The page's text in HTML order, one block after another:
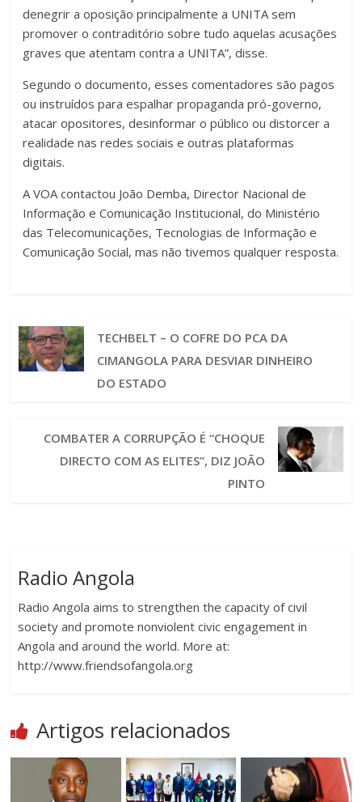
denegrir a oposição principalmente a UNITA sem
promover o contraditório sobre tudo aquelas acusações
graves que atentam contra a UNITA”, disse.
Segundo o documento, esses comentadores são pagos
ou instruídos para espalhar propaganda pró-governo,
atacar opositores, desinformar o público ou distorcer a
realidade nas redes sociais e outras plataformas
digitais.
A VOA contactou João Demba, Director Nacional de
Informação e Comunicação Institucional, do Ministério
das Telecomunicações, Tecnologias de Informação e
Comunicação Social, mas não tivemos qualquer resposta.
TECHBELT – O COFRE DO PCA DA
CIMANGOLA PARA DESVIAR DINHEIRO
DO ESTADO
COMBATER A CORRUPÇÃO É “CHOQUE
DIRECTO COM AS ELITES”, DIZ JOÃO
PINTO
Radio Angola
Radio Angola aims to strengthen the capacity of civil
society and promote nonviolent civic engagement in
Angola and around the world. More at:
http://www.friendsofangola.org
Artigos relacionados